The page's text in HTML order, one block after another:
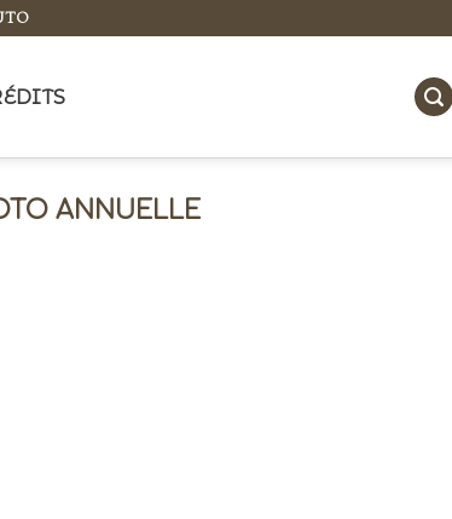
ANNUELLE